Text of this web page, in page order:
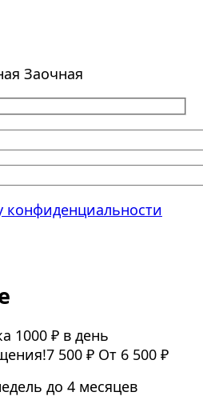
Заочная
конфиденциальности
1000 ₽ в день
7 500 ₽ От 6 500 ₽
до 4 месяцев